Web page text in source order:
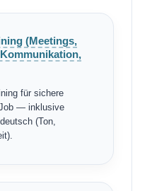
(Meetings,
für sichere
— inklusive
(Ton,